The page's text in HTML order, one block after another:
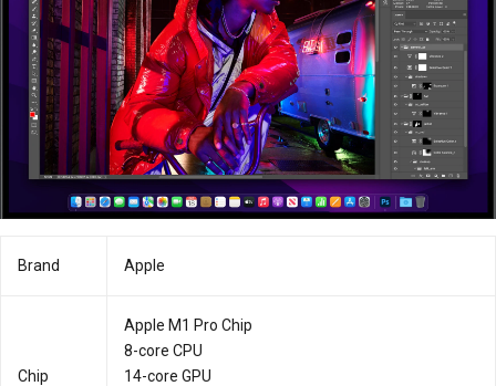
Brand Apple
Chip
Apple M1 Pro Chip
8-core CPU
14-core GPU